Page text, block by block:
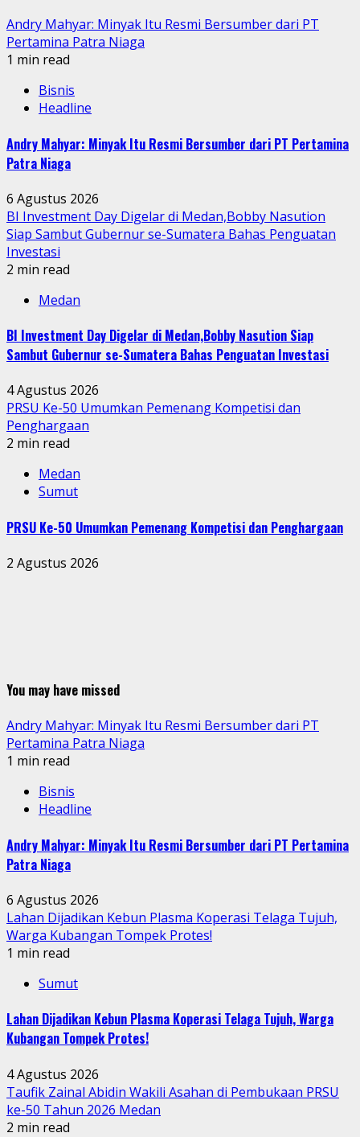
Andry Mahyar: Minyak Itu Resmi Bersumber dari PT
Pertamina Patra Niaga
1 min read
Bisnis
Headline
Andry Mahyar: Minyak Itu Resmi Bersumber dari PT Pertamina
Patra Niaga
6 Agustus 2026
BI Investment Day Digelar di Medan,Bobby Nasution
Siap Sambut Gubernur se-Sumatera Bahas Penguatan
Investasi
2 min read
Medan
BI Investment Day Digelar di Medan,Bobby Nasution Siap
Sambut Gubernur se-Sumatera Bahas Penguatan Investasi
4 Agustus 2026
PRSU Ke-50 Umumkan Pemenang Kompetisi dan
Penghargaan
2 min read
Medan
Sumut
PRSU Ke-50 Umumkan Pemenang Kompetisi dan Penghargaan
2 Agustus 2026
You may have missed
Andry Mahyar: Minyak Itu Resmi Bersumber dari PT
Pertamina Patra Niaga
1 min read
Bisnis
Headline
Andry Mahyar: Minyak Itu Resmi Bersumber dari PT Pertamina
Patra Niaga
6 Agustus 2026
Lahan Dijadikan Kebun Plasma Koperasi Telaga Tujuh,
Warga Kubangan Tompek Protes!
1 min read
Sumut
Lahan Dijadikan Kebun Plasma Koperasi Telaga Tujuh, Warga
Kubangan Tompek Protes!
4 Agustus 2026
Taufik Zainal Abidin Wakili Asahan di Pembukaan PRSU
ke-50 Tahun 2026 Medan
2 min read